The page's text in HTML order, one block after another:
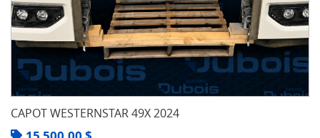
CAPOT WESTERNSTAR 49X 2024